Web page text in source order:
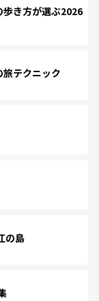
き方が選ぶ2026
テクニック
の島